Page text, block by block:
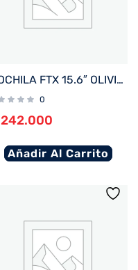
MOCHILA FTX 15.6″ OLIVIA-RBR MARRON ROJIZO
0
242.000
Añadir Al Carrito